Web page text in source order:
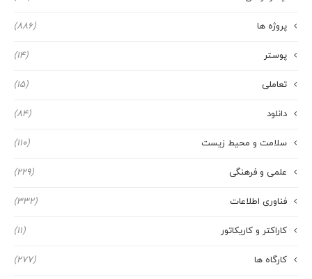
پروژه ها (886)
پوستر (14)
تعاملی (15)
دانلود (84)
سلامت و محیط زیست (110)
علمی و فرهنگی (229)
فناوری اطلاعات (332)
کاراکتر و کاریکاتور (11)
کارگاه ها (277)